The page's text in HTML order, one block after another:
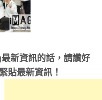
新資訊的話，請讚好
貼最新資訊！